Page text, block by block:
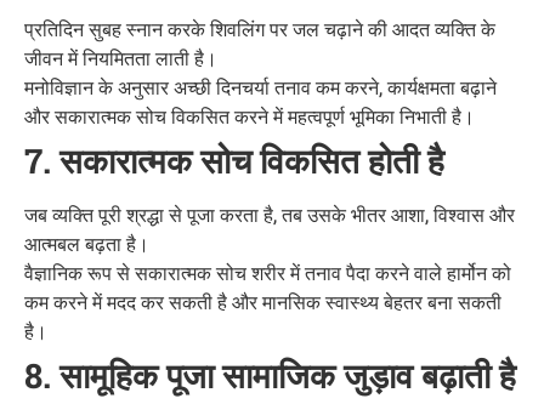
प्रतिदिन सुबह स्नान करके शिवलिंग पर जल चढ़ाने की आदत व्यक्ति के
जीवन में नियमितता लाती है।
मनोविज्ञान के अनुसार अच्छी दिनचर्या तनाव कम करने, कार्यक्षमता बढ़ाने
और सकारात्मक सोच विकसित करने में महत्वपूर्ण भूमिका निभाती है।
7. सकारात्मक सोच विकसित होती है
जब व्यक्ति पूरी श्रद्धा से पूजा करता है, तब उसके भीतर आशा, विश्वास और
आत्मबल बढ़ता है।
वैज्ञानिक रूप से सकारात्मक सोच शरीर में तनाव पैदा करने वाले हार्मोन को
कम करने में मदद कर सकती है और मानसिक स्वास्थ्य बेहतर बना सकती
है।
8. सामूहिक पूजा सामाजिक जुड़ाव बढ़ाती है